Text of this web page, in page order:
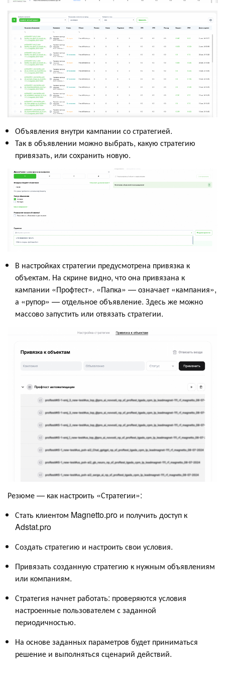
Объявления внутри кампании со стратегией.
Так в объявлении можно выбрать, какую стратегию
привязать, или сохранить новую.
В настройках стратегии предусмотрена привязка к
объектам. На скрине видно, что она привязана к
кампании «Профтест». «Папка» — означает «кампания»,
а «рупор» — отдельное объявление. Здесь же можно
массово запустить или отвязать стратегии.
Резюме — как настроить «Стратегии»:
Стать клиентом Magnetto.pro и получить доступ к
Adstat.pro
Создать стратегию и настроить свои условия.
Привязать созданную стратегию к нужным объявлениям
или компаниям.
Стратегия начнет работать: проверяются условия
настроенные пользователем с заданной
периодичностью.
На основе заданных параметров будет приниматься
решение и выполняться сценарий действий.